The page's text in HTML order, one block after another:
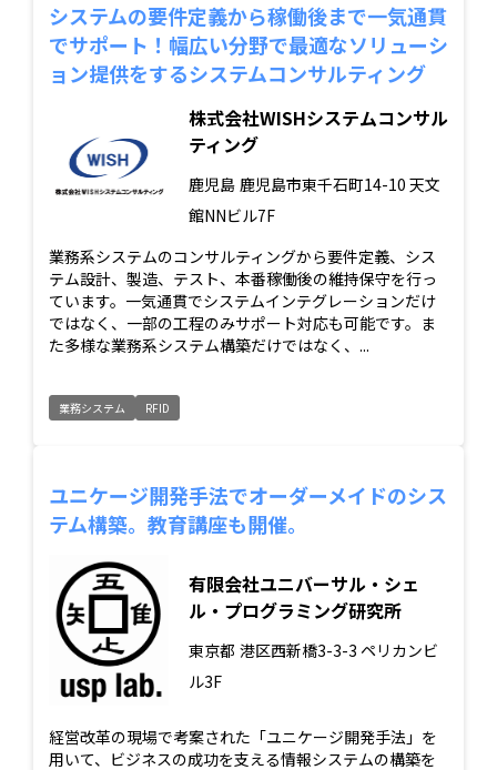
システムの要件定義から稼働後まで一気通貫
でサポート！幅広い分野で最適なソリューシ
ョン提供をするシステムコンサルティング
株式会社WISHシステムコンサル
ティング
鹿児島 鹿児島市東千石町14-10 天文
館NNビル7F
業務系システムのコンサルティングから要件定義、シス
テム設計、製造、テスト、本番稼働後の維持保守を行っ
ています。一気通貫でシステムインテグレーションだけ
ではなく、一部の工程のみサポート対応も可能です。ま
た多様な業務系システム構築だけではなく、...
業務システム RFID
ユニケージ開発手法でオーダーメイドのシス
テム構築。教育講座も開催。
有限会社ユニバーサル・シェ
ル・プログラミング研究所
東京都 港区西新橋3-3-3 ペリカンビ
ル3F
経営改革の現場で考案された「ユニケージ開発手法」を
用いて、ビジネスの成功を支える情報システムの構築を